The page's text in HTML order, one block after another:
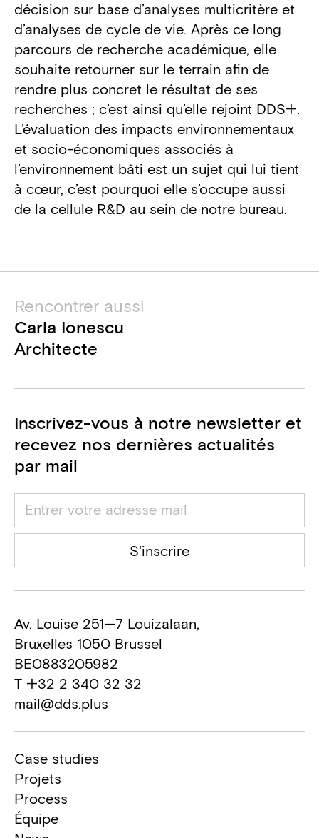
décision sur base d’analyses multicritère et
d’analyses de cycle de vie. Après ce long
parcours de recherche académique, elle
souhaite retourner sur le terrain afin de
rendre plus concret le résultat de ses
recherches ; c’est ainsi qu’elle rejoint DDS+.
L’évaluation des impacts environnementaux
et socio-économiques associés à
l’environnement bâti est un sujet qui lui tient
à cœur, c’est pourquoi elle s’occupe aussi
de la cellule R&D au sein de notre bureau.
Rencontrer aussi
Carla Ionescu
Architecte
Inscrivez-vous à notre newsletter et
recevez nos dernières actualités
par mail
S'inscrire
Av. Louise 251—7 Louizalaan,
Bruxelles 1050 Brussel
BE0883205982
T +32 2 340 32 32
mail@dds.plus
Case studies
Projets
Process
Équipe